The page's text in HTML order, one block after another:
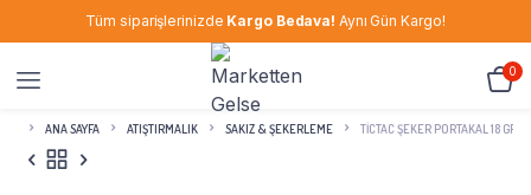
Tüm siparişlerinizde Kargo Bedava! Aynı Gün Kargo!
0
ANA SAYFA ATIŞTIRMALIK SAKIZ & ŞEKERLEME TICTAC ŞEKER PORTAKAL 18 GR